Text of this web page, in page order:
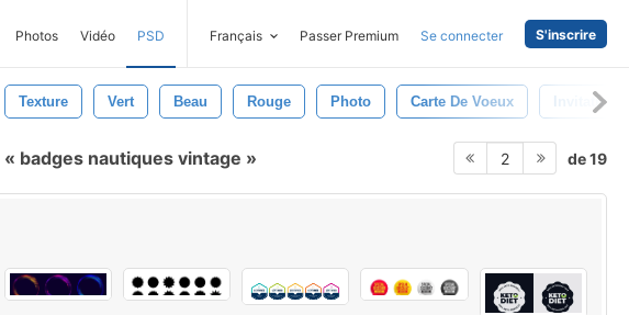
Photos Vidéo PSD Français Passer Premium Se connecter S'inscrire
Texture Vert Beau Rouge Photo Carte De Voeux Invitation
badges nautiques vintage 2 de 19